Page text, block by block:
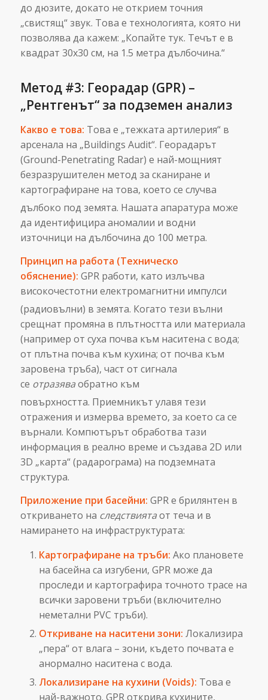
до дюзите, докато не открием точния
„свистящ“ звук. Това е технологията, която ни
позволява да кажем: „Копайте тук. Течът е в
квадрат 30х30 см, на 1.5 метра дълбочина.“
Метод #3: Георадар (GPR) –
„Рентгенът“ за подземен анализ
Какво е това: Това е „тежката артилерия“ в
арсенала на „Buildings Audit“. Георадарът
(Ground-Penetrating Radar) е най-мощният
безразрушителен метод за сканиране и
картографиране на това, което се случва
дълбоко под земята. Нашата апаратура може
да идентифицира аномалии и водни
източници на дълбочина до 100 метра.
Принцип на работа (Техническо
обяснение): GPR работи, като излъчва
високочестотни електромагнитни импулси
(радиовълни) в земята. Когато тези вълни
срещнат промяна в плътността или материала
(например от суха почва към наситена с вода;
от плътна почва към кухина; от почва към
заровена тръба), част от сигнала
се отразяваобратно към
повърхността. Приемникът улавя тези
отражения и измерва времето, за което са се
върнали. Компютърът обработва тази
информация в реално време и създава 2D или
3D „карта“ (радарограма) на подземната
структура.
Приложение при басейни: GPR е брилянтен в
откриването на следствиятаот теча и в
намирането на инфраструктурата:
Картографиране на тръби: Ако плановете
на басейна са изгубени, GPR може да
проследи и картографира точното трасе на
всички заровени тръби (включително
неметални PVC тръби).
Откриване на наситени зони: Локализира
„пера“ от влага – зони, където почвата е
анормално наситена с вода.
Локализиране на кухини (Voids): Това е
най-важното. GPR открива кухините,